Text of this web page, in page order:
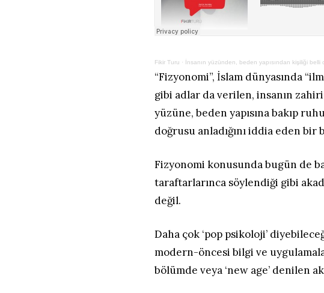
Fikir Turu · İnsanın yüzünden, beden yapısından kişiliği belli
“Fizyonomi”, İslam dünyasında
gibi adlar da verilen, insanın
yüzüne, beden yapısına bakıp
doğrusu anladığını iddia eden bir
Fizyonomi konusunda bugün de
taraftarlarınca söylendiği gibi
değil.
Daha çok ‘pop psikoloji’
modern-öncesi bilgi ve
bölümde veya ‘new age’ denilen